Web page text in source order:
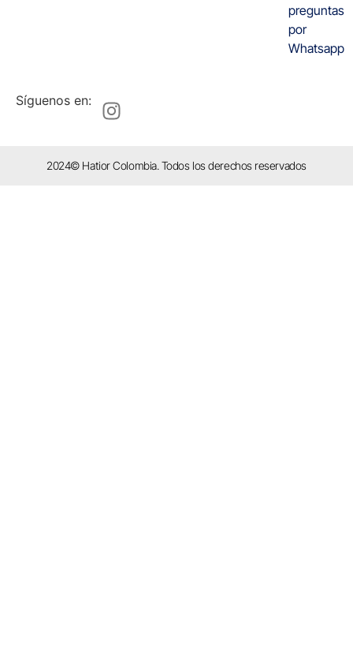
preguntas
por
Whatsapp
Síguenos en:
2024© Hatior Colombia. Todos los derechos reservados